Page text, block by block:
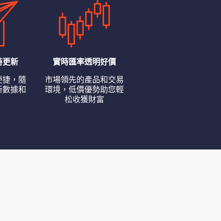
更新
捷，隨
數據和
實時匯率透明好價
市場領先的產品和交易
環境，低價優勢助您輕
松收獲財富